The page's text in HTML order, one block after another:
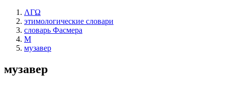
ΛΓΩ
этимологические словари
словарь Фасмера
М
музавер
музавер